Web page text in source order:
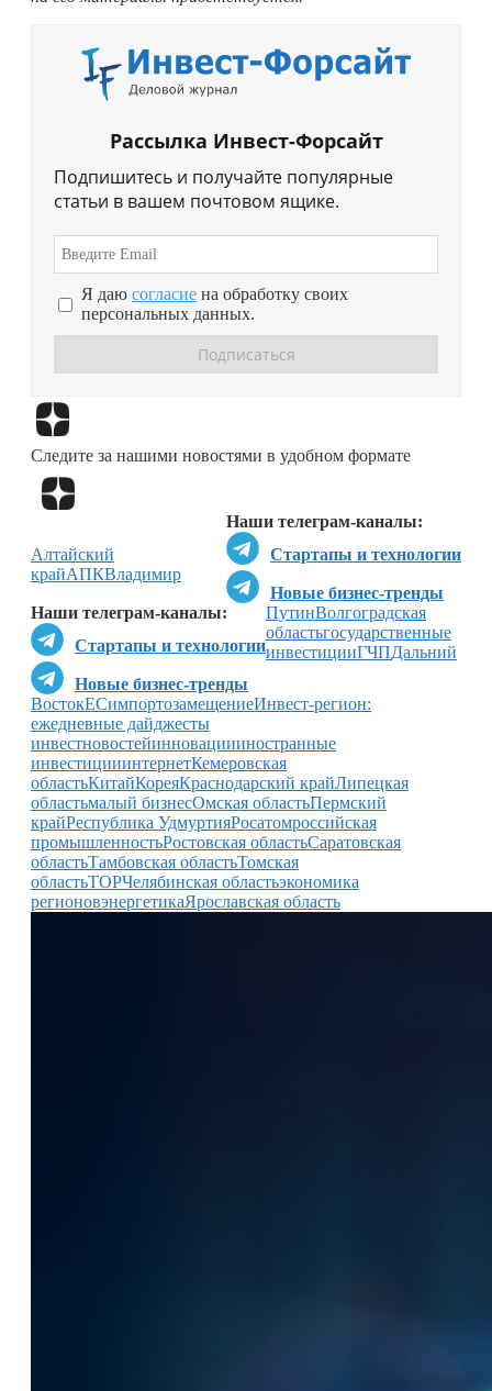
Рассылка Инвест-Форсайт
Подпишитесь и получайте популярные
статьи в вашем почтовом ящике.
Я даю согласие на обработку своих
персональных данных.
Следите за нашими новостями в удобном формате
Наши телеграм-каналы:
Стартапы и технологии
Новые бизнес-тренды
Наши телеграм-каналы:
Стартапы и технологии
Новые бизнес-тренды
Алтайский
крайАПКВладимир
ПутинВолгоградская
областьгосударственные
инвестицииГЧПДальний
ВостокЕСимпортозамещениеИнвест-регион:
ежедневные дайджесты
инвестновостейинновациииностранные
инвестицииинтернетКемеровская
областьКитайКореяКраснодарский крайЛипецкая
областьмалый бизнесОмская областьПермский
крайРеспублика УдмуртияРосатомроссийская
промышленностьРостовская областьСаратовская
областьТамбовская областьТомская
областьТОРЧелябинская областьэкономика
регионовэнергетикаЯрославская область